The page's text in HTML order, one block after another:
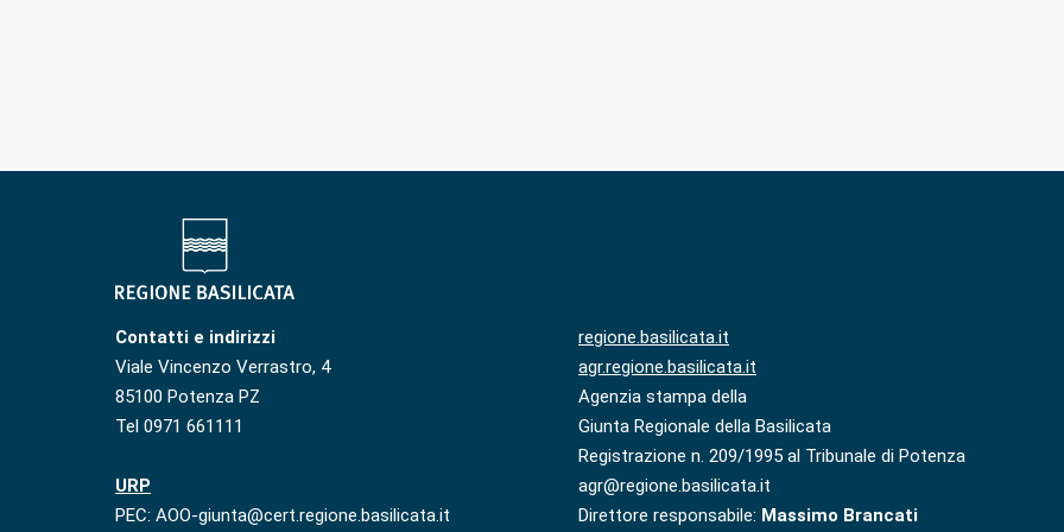
Contatti e indirizzi
Viale Vincenzo Verrastro, 4
85100 Potenza PZ
Tel 0971 661111
URP
PEC: AOO-giunta@cert.regione.basilicata.it
regione.basilicata.it
agr.regione.basilicata.it
Agenzia stampa della
Giunta Regionale della Basilicata
Registrazione n. 209/1995 al Tribunale di Potenza
agr@regione.basilicata.it
Direttore responsabile: Massimo Brancati